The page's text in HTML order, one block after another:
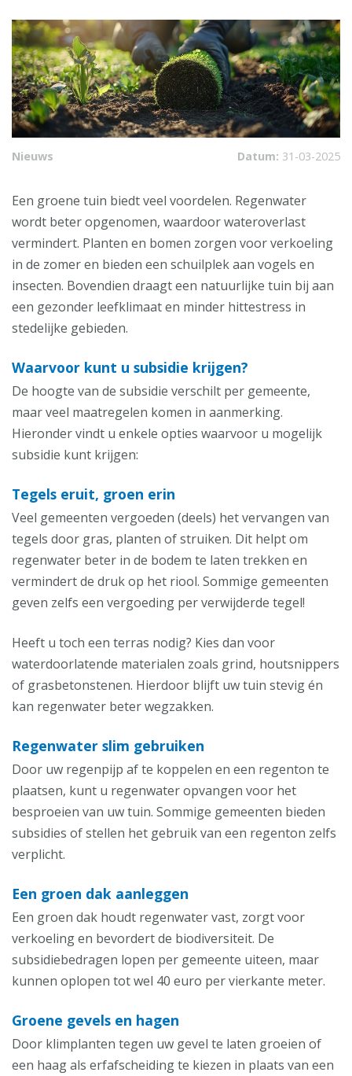
Nieuws Datum: 31-03-2025
Een groene tuin biedt veel voordelen. Regenwater
wordt beter opgenomen, waardoor wateroverlast
vermindert. Planten en bomen zorgen voor verkoeling
in de zomer en bieden een schuilplek aan vogels en
insecten. Bovendien draagt een natuurlijke tuin bij aan
een gezonder leefklimaat en minder hittestress in
stedelijke gebieden.
Waarvoor kunt u subsidie krijgen?
De hoogte van de subsidie verschilt per gemeente,
maar veel maatregelen komen in aanmerking.
Hieronder vindt u enkele opties waarvoor u mogelijk
subsidie kunt krijgen:
Tegels eruit, groen erin
Veel gemeenten vergoeden (deels) het vervangen van
tegels door gras, planten of struiken. Dit helpt om
regenwater beter in de bodem te laten trekken en
vermindert de druk op het riool. Sommige gemeenten
geven zelfs een vergoeding per verwijderde tegel!
Heeft u toch een terras nodig? Kies dan voor
waterdoorlatende materialen zoals grind, houtsnippers
of grasbetonstenen. Hierdoor blijft uw tuin stevig én
kan regenwater beter wegzakken.
Regenwater slim gebruiken
Door uw regenpijp af te koppelen en een regenton te
plaatsen, kunt u regenwater opvangen voor het
besproeien van uw tuin. Sommige gemeenten bieden
subsidies of stellen het gebruik van een regenton zelfs
verplicht.
Een groen dak aanleggen
Een groen dak houdt regenwater vast, zorgt voor
verkoeling en bevordert de biodiversiteit. De
subsidiebedragen lopen per gemeente uiteen, maar
kunnen oplopen tot wel 40 euro per vierkante meter.
Groene gevels en hagen
Door klimplanten tegen uw gevel te laten groeien of
een haag als erfafscheiding te kiezen in plaats van een